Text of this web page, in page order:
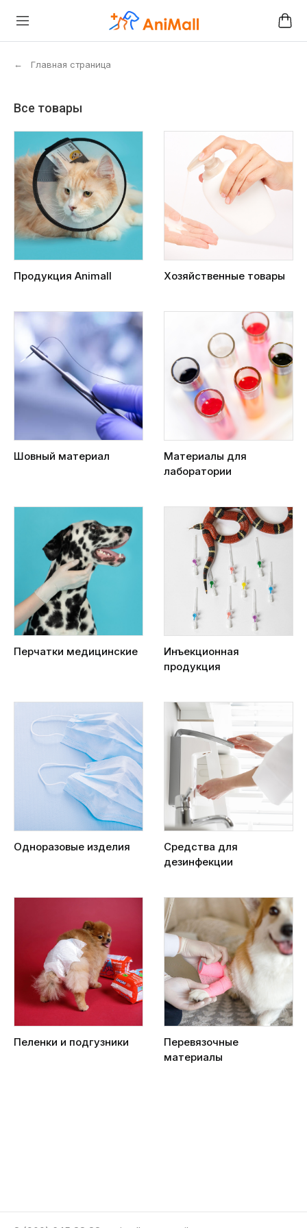
← Главная страница
Все товары
Продукция Animall Хозяйственные товары
Шовный материал
Материалы для
лаборатории
Перчатки медицинские
Инъекционная
продукция
Одноразовые изделия
Средства для
дезинфекции
Пеленки и подгузники
Перевязочные
материалы